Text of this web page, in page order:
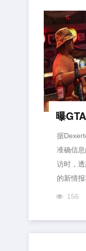
据
准确信
访时，透
的新情报
156